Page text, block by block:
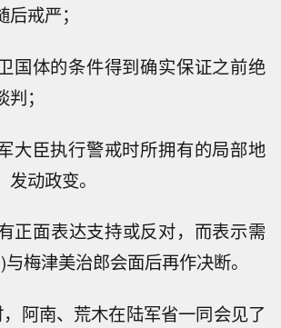
戒严；
体的条件得到确实保证之前绝
；
臣执行警戒时所拥有的局部地
动政变。
正面表达支持或反对，而表示需
梅津美治郎会面后再作决断。
阿南、荒木在陆军省一同会见了